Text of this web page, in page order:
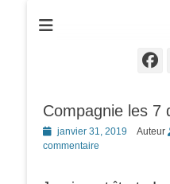
Compagnie les 7
Posted
on
janvier 31, 2019 Auteur
commentaire